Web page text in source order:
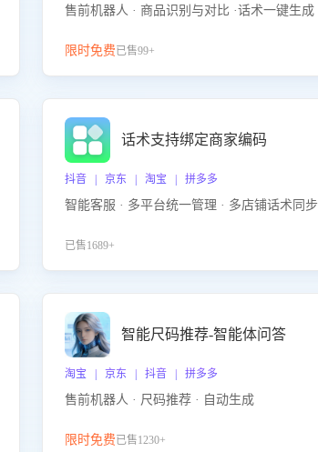
售前机器人 · 商品识别与对比 ·话术一键生成
限时免费已售99+
话术支持绑定商家编码
抖音 | 京东 | 淘宝 | 拼多多
智能客服 · 多平台统一管理 · 多店铺话术同步
已售1689+
智能尺码推荐-智能体问答
淘宝 | 京东 | 抖音 | 拼多多
售前机器人 · 尺码推荐 · 自动生成
限时免费已售1230+